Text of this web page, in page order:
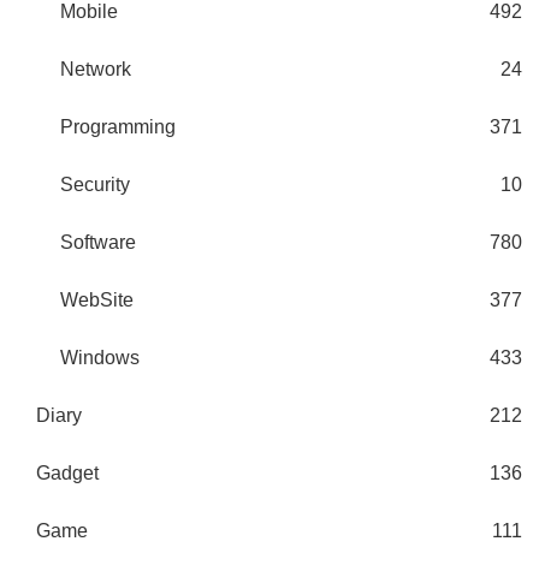
Mobile 492
Network 24
Programming 371
Security 10
Software 780
WebSite 377
Windows 433
Diary 212
Gadget 136
Game 111